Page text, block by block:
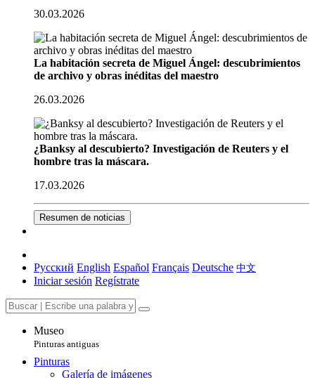
30.03.2026
La habitación secreta de Miguel Ángel: descubrimientos
de archivo y obras inéditas del maestro
26.03.2026
¿Banksy al descubierto? Investigación de Reuters y el
hombre tras la máscara.
17.03.2026
Resumen de noticias
Русский English Español Français Deutsche 中文
Iniciar sesión Regístrate
Museo
Pinturas antiguas
Pinturas
Galería de imágenes